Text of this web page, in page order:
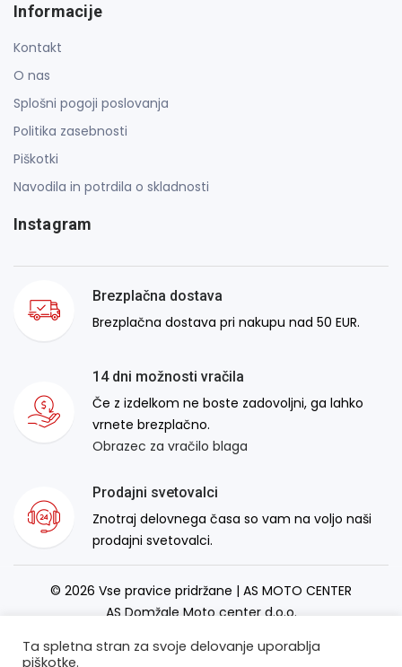
Informacije
Kontakt
O nas
Splošni pogoji poslovanja
Politika zasebnosti
Piškotki
Navodila in potrdila o skladnosti
Instagram
Brezplačna dostava
Brezplačna dostava pri nakupu nad 50 EUR.
14 dni možnosti vračila
Če z izdelkom ne boste zadovoljni, ga lahko
vrnete brezplačno.
Obrazec za vračilo blaga
Prodajni svetovalci
Znotraj delovnega časa so vam na voljo naši
prodajni svetovalci.
© 2026 Vse pravice pridržane | AS MOTO CENTER
AS Domžale Moto center d.o.o.
Ta spletna stran za svoje delovanje uporablja
piškotke.